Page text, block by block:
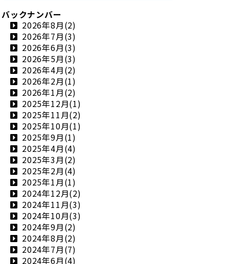
バックナンバー
2026年8月(2)
2026年7月(3)
2026年6月(3)
2026年5月(3)
2026年4月(2)
2026年2月(1)
2026年1月(2)
2025年12月(1)
2025年11月(2)
2025年10月(1)
2025年9月(1)
2025年4月(4)
2025年3月(2)
2025年2月(4)
2025年1月(1)
2024年12月(2)
2024年11月(3)
2024年10月(3)
2024年9月(2)
2024年8月(2)
2024年7月(7)
2024年6月(4)